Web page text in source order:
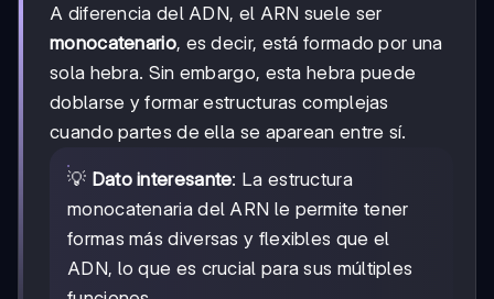
A diferencia del ADN, el ARN suele ser
monocatenario, es decir, está formado por una
sola hebra. Sin embargo, esta hebra puede
doblarse y formar estructuras complejas
cuando partes de ella se aparean entre sí.
💡 Dato interesante: La estructura
monocatenaria del ARN le permite tener
formas más diversas y flexibles que el
ADN, lo que es crucial para sus múltiples